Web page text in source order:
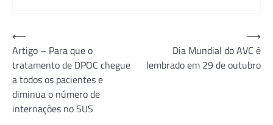
Navegação
de
Post
⟵
Artigo – Para que o
tratamento de DPOC chegue
a todos os pacientes e
diminua o número de
internações no SUS
Dia Mundial do AVC é
lembrado em 29 de outubro
⟶